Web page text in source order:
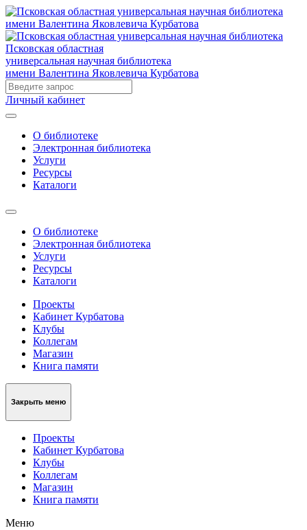
Псковская областная
универсальная научная библиотека
имени Валентина Яковлевича Курбатова
Личный кабинет
О библиотеке
Электронная библиотека
Услуги
Ресурсы
Каталоги
О библиотеке
Электронная библиотека
Услуги
Ресурсы
Каталоги
Проекты
Кабинет Курбатова
Клубы
Коллегам
Магазин
Книга памяти
Закрыть меню
Проекты
Кабинет Курбатова
Клубы
Коллегам
Магазин
Книга памяти
Меню